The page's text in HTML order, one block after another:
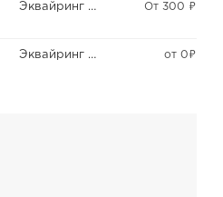
Эквайринг банка Росбанк От 300 ₽
Эквайринг банка Райффайзен от 0₽